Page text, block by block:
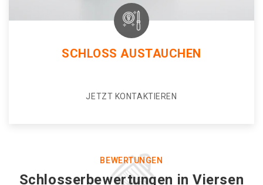
SCHLOSS AUSTAUCHEN
JETZT KONTAKTIEREN
BEWERTUNGEN
Schlosserbewertungen in Viersen